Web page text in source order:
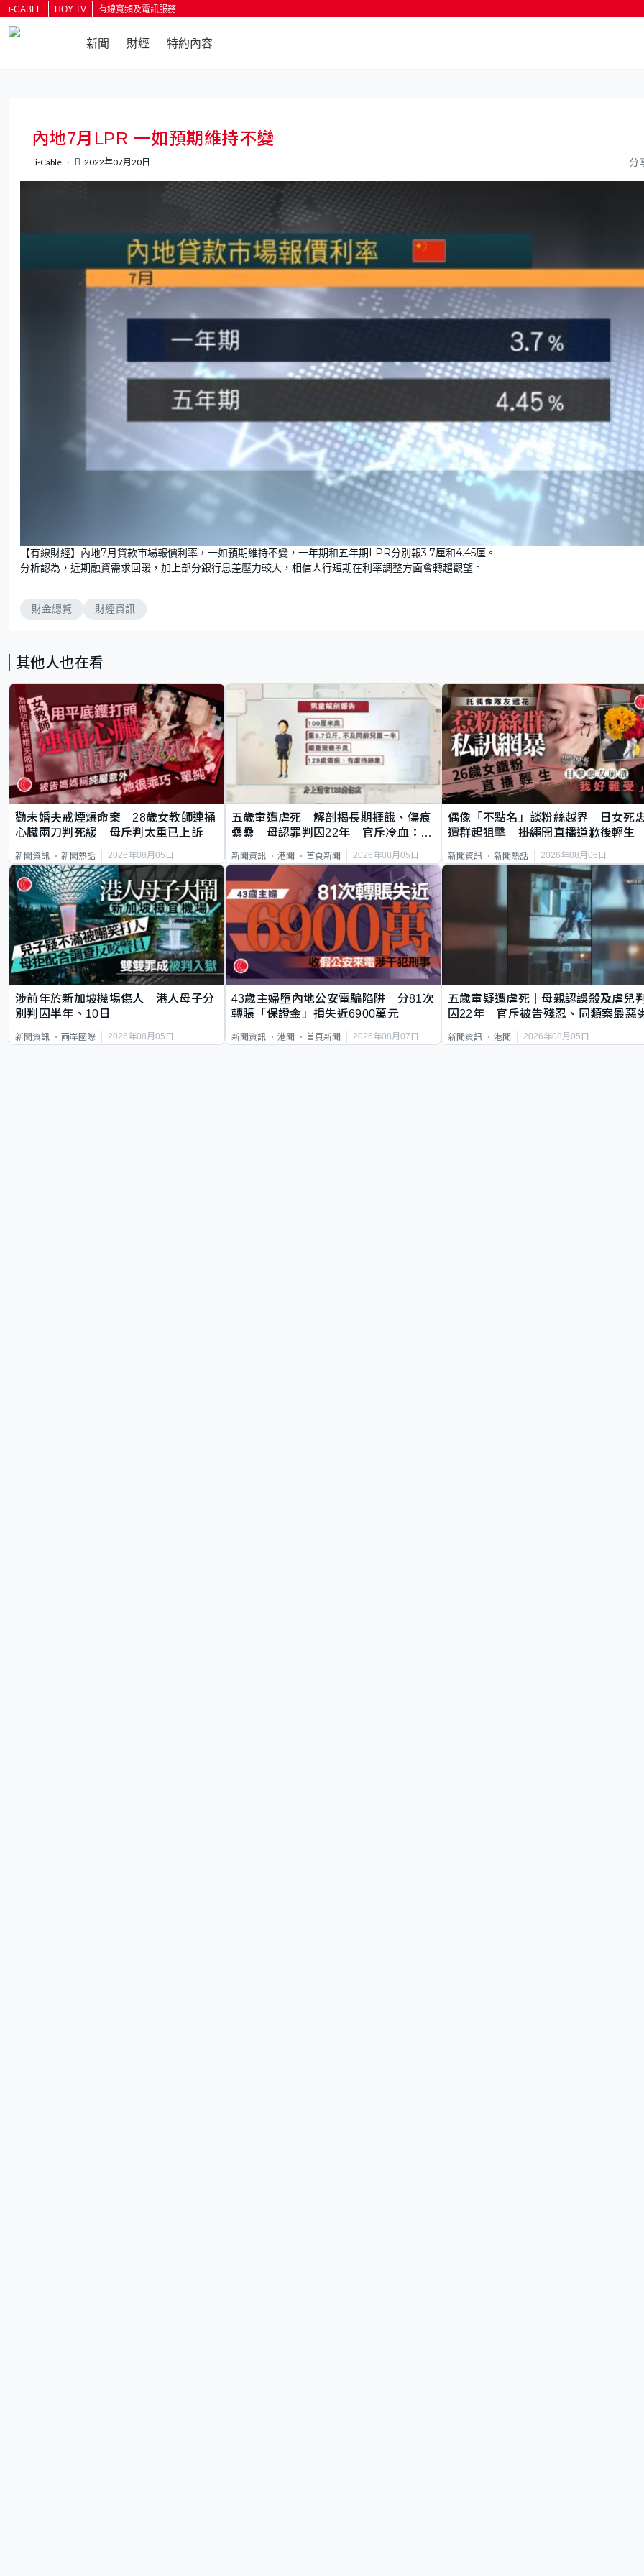
i-CABLE HOY TV 有線寬頻及電訊服務
新聞 財經 特約內容
內地7月LPR 一如預期維持不變
i-Cable 2022年07月20日 分
【有線財經】內地7月貸款市場報價利率，一如預期維持不變，一年期和五年期LPR分別報3.7厘和4.45厘。
分析認為，近期融資需求回暖，加上部分銀行息差壓力較大，相信人行短期在利率調整方面會轉趨觀望。
財金總覽 財經資訊
其他人也在看
勸未婚夫戒煙爆命案 28歲女教師連捅
心臟兩刀判死緩 母斥判太重已上訴
新聞資訊 新聞熱話 2026年08月05日
五歲童遭虐死｜解剖揭長期捱餓、傷痕
纍纍 母認罪判囚22年 官斥冷血：同
新聞資訊 港聞 首頁新聞 2026年08月05日
偶像「不點名」談粉絲越界 日女死
遭群起狙擊 掛繩開直播道歉後輕生
新聞資訊 新聞熱話 2026年08月06日
涉前年於新加坡機場傷人 港人母子分
別判囚半年、10日
新聞資訊 兩岸國際 2026年08月05日
43歲主婦墮內地公安電騙陷阱 分81次
轉賬「保證金」損失近6900萬元
新聞資訊 港聞 首頁新聞 2026年08月07日
五歲童疑遭虐死｜母親認誤殺及虐兒
囚22年 官斥被告殘忍、同類案最惡
新聞資訊 港聞 2026年08月05日